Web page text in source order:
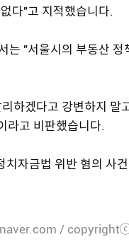
다"고 지적했습니다.
는 "서울시의 부동산
하겠다고 강변하지
라고 비판했습니다.
자금법 위반 혐의 사
/